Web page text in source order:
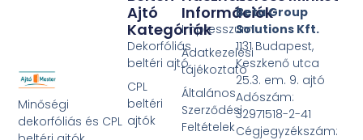
Minőségi
dekorfóliás és CPL
Információk
Impresszum
Adatkezelési
tájékoztató
Általános
Szerződési
Feltételek
Ajtó
Kategóriák
Dekorfóliás
beltéri ajtó
CPL
beltéri
ajtók
Beta Group
Solutions Kft.
1131 Budapest,
Keszkenő utca
25.3. em. 9. ajtó
Adószám:
32971518-2-41
Cégjegyzékszám: